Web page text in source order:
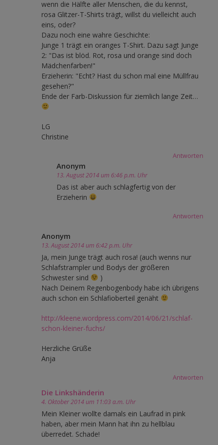
wenn die Hälfte aller Menschen, die du kennst,
rosa Glitzer-T-Shirts trägt, willst du vielleicht auch
eins, oder?
Dazu noch eine wahre Geschichte:
Junge 1 trägt ein oranges T-Shirt. Dazu sagt Junge
2: "Das ist blöd. Rot, rosa und orange sind doch
Mädchenfarben!"
Erzieherin: "Echt? Hast du schon mal eine Müllfrau
gesehen?"
Ende der Farb-Diskussion für ziemlich lange Zeit…
LG
Christine
Antworten
Anonym
13. August 2014 um 6:46 p.m. Uhr
Das ist aber auch schlagfertig von der
Erzieherin
Antworten
Anonym
13. August 2014 um 6:42 p.m. Uhr
Ja, mein Junge trägt auch rosa! (auch wenns nur
Schlafstrampler und Bodys der größeren
Schwester sind
)
Nach Deinem Regenbogenbody habe ich übrigens
auch schon ein Schlafioberteil genäht
http://kleene.wordpress.com/2014/06/21/schlaf-
schon-kleiner-fuchs/
Herzliche Grüße
Anja
Antworten
Die Linkshänderin
4. Oktober 2014 um 11:03 a.m. Uhr
Mein Kleiner wollte damals ein Laufrad in pink
haben, aber mein Mann hat ihn zu hellblau
überredet. Schade!